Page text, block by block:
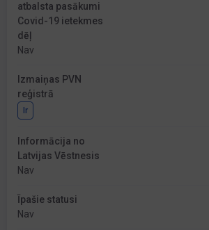
atbalsta pasākumi
Covid-19 ietekmes
dēļ
Nav
Izmaiņas PVN
reģistrā
Ir
Informācija no
Latvijas Vēstnesis
Nav
Īpašie statusi
Nav